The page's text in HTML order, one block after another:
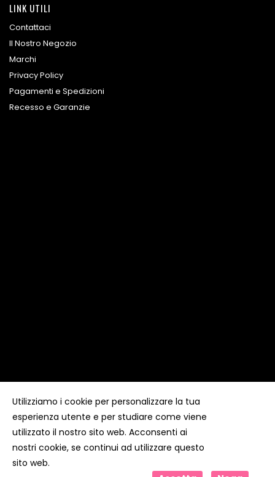
LINK UTILI
Contattaci
Il Nostro Negozio
Marchi
Privacy Policy
Pagamenti e Spedizioni
Recesso e Garanzie
Copyright ©Kyuubi Cloud SolutionbySTUDIO
diritti riservati
Utilizziamo i cookie per personalizzare la tua
esperienza utente e per studiare come viene
utilizzato il nostro sito web. Acconsenti ai
nostri cookie, se continui ad utilizzare questo
sito web.